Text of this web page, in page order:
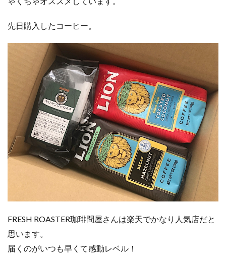
先日購入したコーヒー。
FRESH ROASTER珈琲問屋さんは楽天でかなり人気店だと
思います。
届くのがいつも早くて感動レベル！